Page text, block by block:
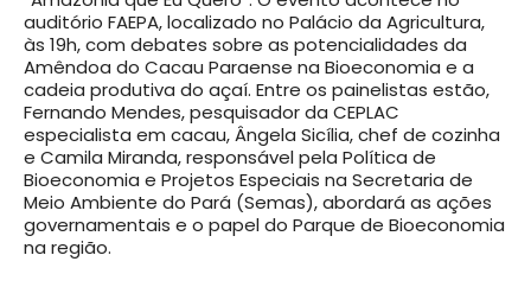
auditório FAEPA, localizado no Palácio da Agricultura,
às 19h, com debates sobre as potencialidades da
Amêndoa do Cacau Paraense na Bioeconomia e a
cadeia produtiva do açaí. Entre os painelistas estão,
Fernando Mendes, pesquisador da CEPLAC
especialista em cacau, Ângela Sicília, chef de cozinha
e Camila Miranda, responsável pela Política de
Bioeconomia e Projetos Especiais na Secretaria de
Meio Ambiente do Pará (Semas), abordará as ações
governamentais e o papel do Parque de Bioeconomia
na região.